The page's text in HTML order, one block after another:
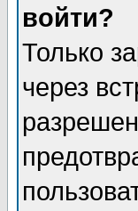
войти?
Только
через